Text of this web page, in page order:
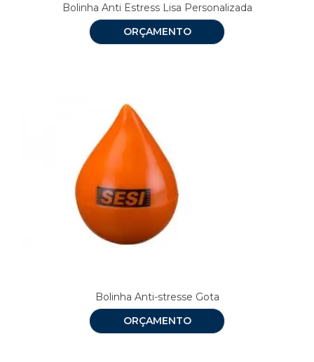
Bolinha Anti Estress Lisa Personalizada
ORÇAMENTO
Bolinha Anti-stresse Gota
ORÇAMENTO